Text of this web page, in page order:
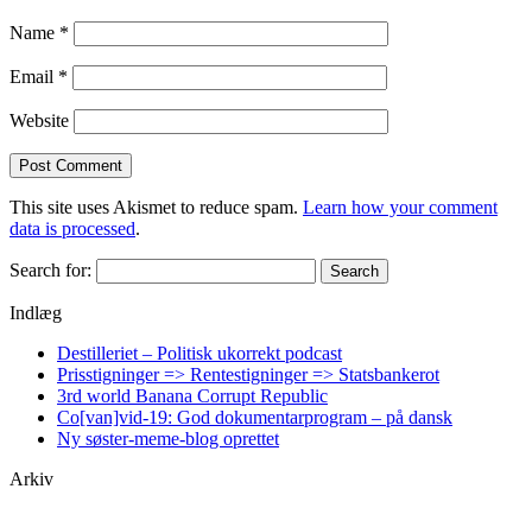
Name *
Email *
Website
This site uses Akismet to reduce spam. Learn how your comment
data is processed.
Search for:
Indlæg
Destilleriet – Politisk ukorrekt podcast
Prisstigninger => Rentestigninger => Statsbankerot
3rd world Banana Corrupt Republic
Co[van]vid-19: God dokumentarprogram – på dansk
Ny søster-meme-blog oprettet
Arkiv